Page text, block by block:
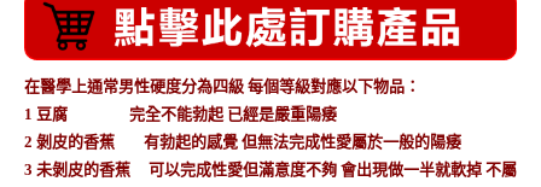
在醫學上通常男性硬度分為四級 每個等級對應以下物品：
1 豆腐 完全不能勃起 已經是嚴重陽痿
2 剝皮的香蕉 有勃起的感覺 但無法完成性愛屬於一般的陽痿
3 未剝皮的香蕉 可以完成性愛但滿意度不夠 會出現做一半就軟掉 不屬